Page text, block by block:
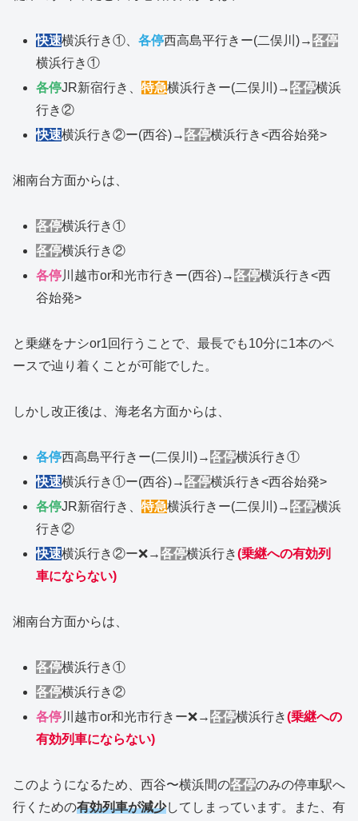
快速横浜行き①、各停西高島平行きー(二俣川)→各停
横浜行き①
各停JR新宿行き、特急横浜行きー(二俣川)→各停横浜
行き②
快速横浜行き②ー(西谷)→各停横浜行き<西谷始発>
湘南台方面からは、
各停横浜行き①
各停横浜行き②
各停川越市or和光市行きー(西谷)→各停横浜行き<西
谷始発>
と乗継をナシor1回行うことで、最長でも10分に1本のペ
ースで辿り着くことが可能でした。
しかし改正後は、海老名方面からは、
各停西高島平行きー(二俣川)→各停横浜行き①
快速横浜行き①ー(西谷)→各停横浜行き<西谷始発>
各停JR新宿行き、特急横浜行きー(二俣川)→各停横浜
行き②
快速横浜行き②ー❌→各停横浜行き(乗継への有効列
車にならない)
湘南台方面からは、
各停横浜行き①
各停横浜行き②
各停川越市or和光市行きー❌→各停横浜行き(乗継への
有効列車にならない)
このようになるため、西谷〜横浜間の各停のみの停車駅へ
行くための有効列車が減少してしまっています。また、有